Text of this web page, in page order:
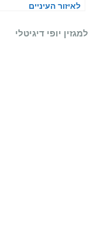
לאיזור העיניים
למגזין יופי דיגיטלי